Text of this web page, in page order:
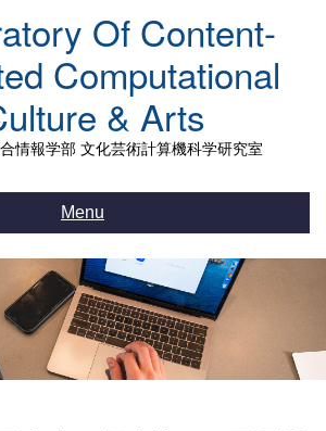
Of Content-
Computational
& Arts
情報学部 文化芸術計算機科学研究室
Menu